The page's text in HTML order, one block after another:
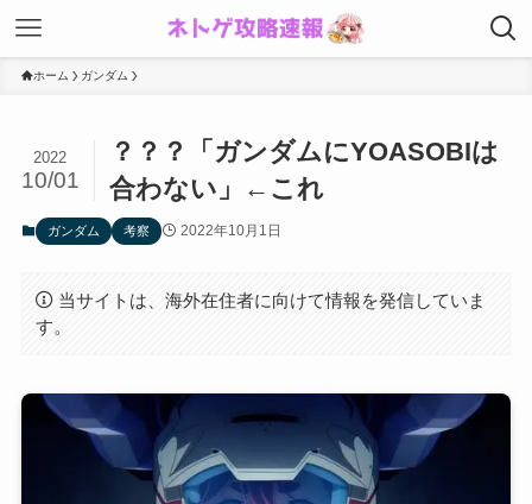
ホーム ガンダム
？？？「ガンダムにYOASOBIは
合わない」←これ
2022
10/01
ガンダム 考察 2022年10月1日
当サイトは、海外在住者に向けて情報を発信していま
す。